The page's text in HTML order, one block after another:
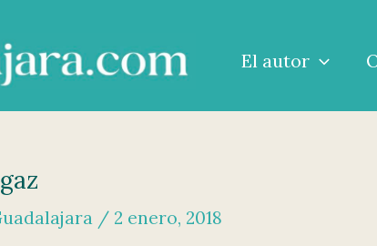
El autor
/ 2 enero, 2018